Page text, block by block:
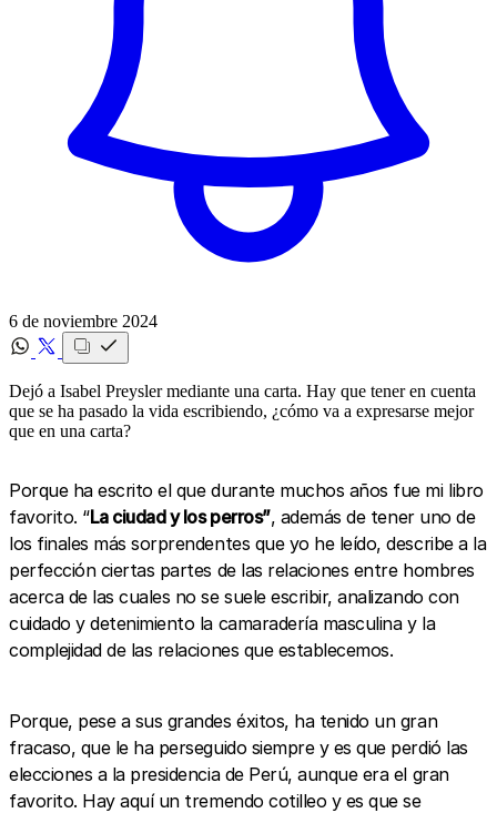
6 de noviembre 2024
Dejó a Isabel Preysler mediante una carta. Hay que tener en cuenta
que se ha pasado la vida escribiendo, ¿cómo va a expresarse mejor
que en una carta?
Porque ha escrito el que durante muchos años fue mi libro
favorito. “La ciudad y los perros”, además de tener uno de
los finales más sorprendentes que yo he leído, describe a la
perfección ciertas partes de las relaciones entre hombres
acerca de las cuales no se suele escribir, analizando con
cuidado y detenimiento la camaradería masculina y la
complejidad de las relaciones que establecemos.
Porque, pese a sus grandes éxitos, ha tenido un gran
fracaso, que le ha perseguido siempre y es que perdió las
elecciones a la presidencia de Perú, aunque era el gran
favorito. Hay aquí un tremendo cotilleo y es que se